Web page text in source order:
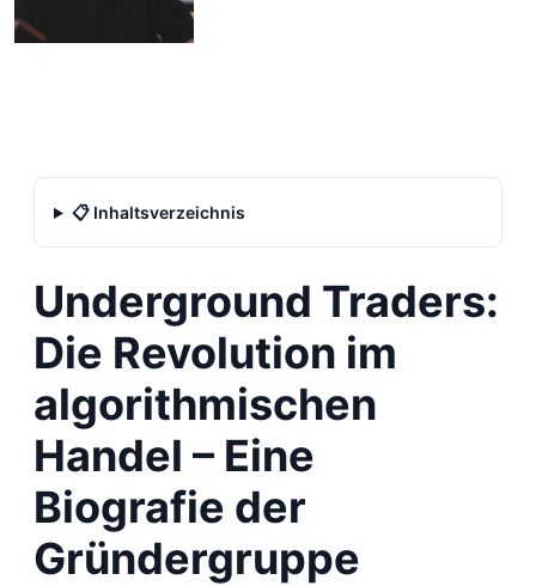
📋 Inhaltsverzeichnis
Underground Traders:
Die Revolution im
algorithmischen
Handel – Eine
Biografie der
Gründergruppe